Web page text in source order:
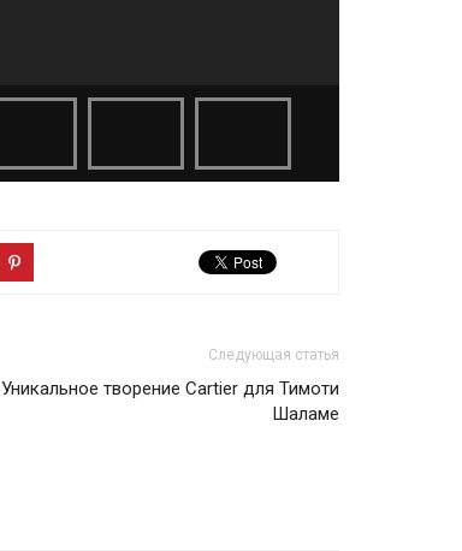
Следующая статья
Уникальное творение Cartier для Тимоти
Шаламе